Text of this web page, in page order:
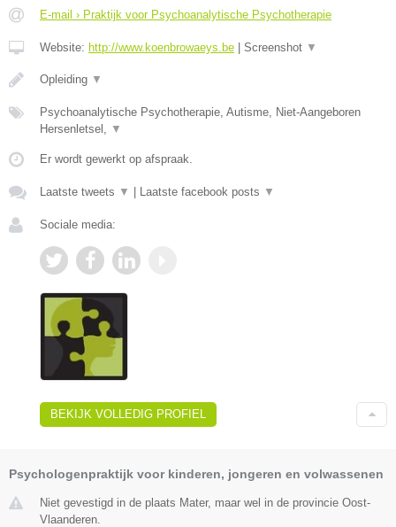
E-mail › Praktijk voor Psychoanalytische Psychotherapie
Website: http://www.koenbrowaeys.be Screenshot ▼
Opleiding ▼
Psychoanalytische Psychotherapie, Autisme, Niet-Aangeboren
Hersenletsel, ▼
Er wordt gewerkt op afspraak.
Laatste tweets ▼ Laatste facebook posts ▼
Sociale media:
BEKIJK VOLLEDIG PROFIEL
Psychologenpraktijk voor kinderen, jongeren en volwassenen
Niet gevestigd in de plaats Mater, maar wel in de provincie Oost-
Vlaanderen.